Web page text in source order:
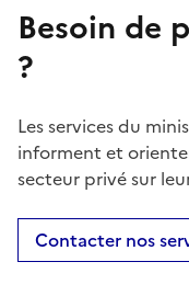
Besoin de
?
Les services du
informent et
secteur privé sur
Contacter nos